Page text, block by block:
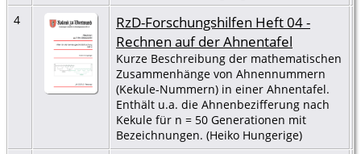
4
RzD-Forschungshilfen Heft 04 -
Rechnen auf der Ahnentafel
Kurze Beschreibung der mathematischen
Zusammenhänge von Ahnennummern
(Kekule-Nummern) in einer Ahnentafel.
Enthält u.a. die Ahnenbezifferung nach
Kekule für n = 50 Generationen mit
Bezeichnungen. (Heiko Hungerige)